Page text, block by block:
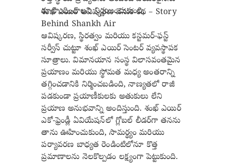
రూపొందించాలని నిర్ణయించుకుంది.
శంఖ్ ఎయిర్ ఆవిష్కరణ వెనుక కథ – Story
Behind Shankh Air
ఆవిష్కరణ, స్థిరత్వం మరియు కస్టమర్-ఫస్ట్
సర్వీస్ చుట్టూ శంఖ్ ఎయిర్ సెంటర్ వ్యవస్థాపక
సూత్రాలు. విమానయాన సంస్థ విలాసవంతమైన
ప్రయాణం మరియు స్థోమత మధ్య అంతరాన్ని
తగ్గించడానికి నిర్మించబడింది, నాణ్యతలో రాజీ
పడకుండా ప్రయాణీకులకు అతుకులు లేని
ప్రయాణ అనుభవాన్ని అందిస్తుంది. శంఖ్ ఎయిర్
ఎకో-ఫ్రెండ్లీ ఏవియేషన్‌లో గ్లోబల్ లీడర్‌గా తనను
తాను ఊహించుకుంది, సామర్థ్యం మరియు
పర్యావరణ బాధ్యత రెండింటిలోనూ కొత్త
ప్రమాణాలను నెలకొల్పడం లక్ష్యంగా పెట్టుకుంది.